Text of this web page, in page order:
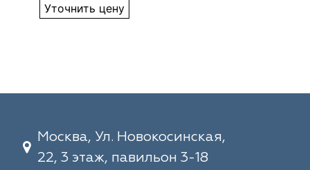
Уточнить цену
Москва, Ул. Новокосинская,
22, 3 этаж, павильон 3-18